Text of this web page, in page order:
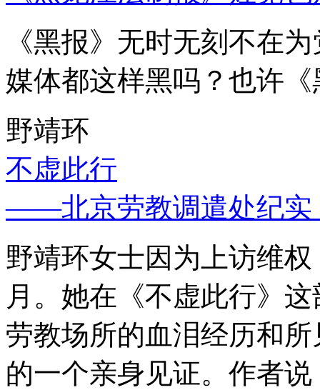
《黑报》无时无刻不在
媒体都这样黑吗？也许
野靖环
不虚此行
——北京劳教调遣处纪实
野靖环女士因为上访维
月。她在《不虚此行》
劳教场所的血泪经历和
的一个亲身见证。作者